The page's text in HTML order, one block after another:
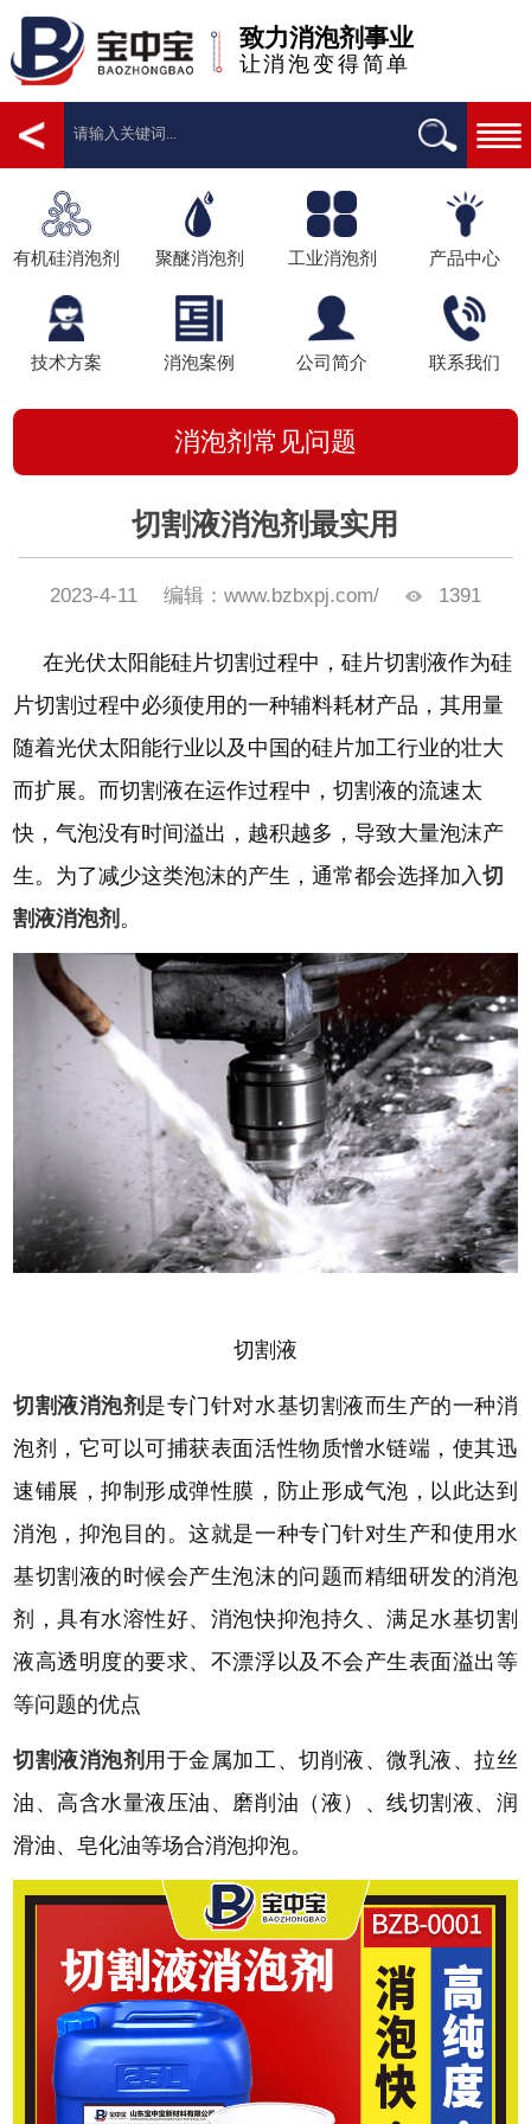
致力消泡剂事业
让消泡变得简单
有机硅消泡剂 聚醚消泡剂 工业消泡剂 产品中心
技术方案 消泡案例 公司简介 联系我们
消泡剂常见问题
切割液消泡剂最实用
2023-4-11 编辑：www.bzbxpj.com/ 1391
在光伏太阳能硅片切割过程中，硅片切割液作为硅
片切割过程中必须使用的一种辅料耗材产品，其用量
随着光伏太阳能行业以及中国的硅片加工行业的壮大
而扩展。而切割液在运作过程中，切割液的流速太
快，气泡没有时间溢出，越积越多，导致大量泡沫产
生。为了减少这类泡沫的产生，通常都会选择加入切
割液消泡剂 。
切割液
切割液消泡剂 是专门针对水基切割液而生产的一种消
泡剂，它可以可捕获表面活性物质憎水链端，使其迅
速铺展，抑制形成弹性膜，防止形成气泡，以此达到
消泡，抑泡目的。这就是一种专门针对生产和使用水
基切割液的时候会产生泡沫的问题而精细研发的消泡
剂，具有水溶性好、消泡快抑泡持久、满足水基切割
液高透明度的要求、不漂浮以及不会产生表面溢出等
等问题的优点
切割液消泡剂 用于金属加工、切削液、微乳液、拉丝
油、高含水量液压油、磨削油（液）、线切割液、润
滑油、皂化油等场合消泡抑泡。